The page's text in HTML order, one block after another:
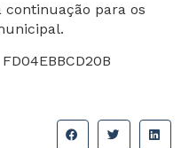
continuação para os